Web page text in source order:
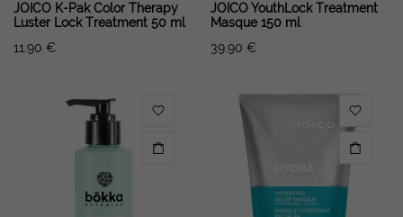
JOICO K-Pak Color Therapy
Luster Lock Treatment 50 ml
11.90 €
JOICO YouthLock Treatment
Masque 150 ml
39.90 €